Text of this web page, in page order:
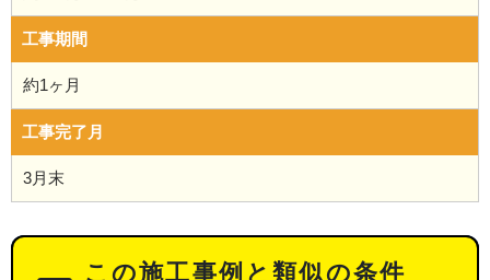
工事期間
約1ヶ月
工事完了月
3月末
この施工事例と類似の条件